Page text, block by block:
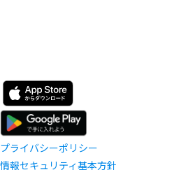
プライバシーポリシー
情報セキュリティ基本方針